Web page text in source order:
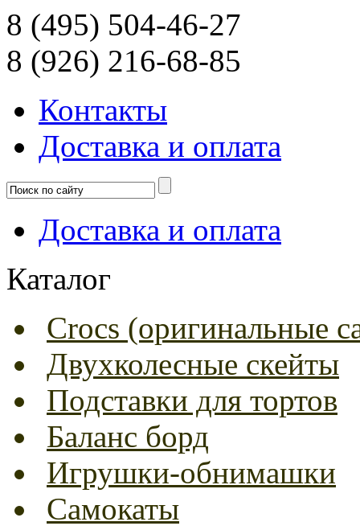
8 (495) 504-46-27
8 (926) 216-68-85
Контакты
Доcтавка и оплата
Доcтавка и оплата
Каталог
Crocs (оригинальные
Двухколесные скейты
Подставки для тортов
Баланс борд
Игрушки-обнимашки
Самокаты